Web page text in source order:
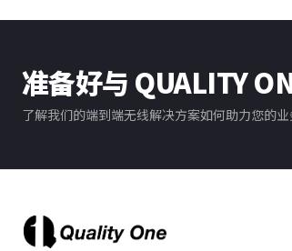
准备好与 QUALITY
了解我们的端到端无线解决方案如何助力您的业